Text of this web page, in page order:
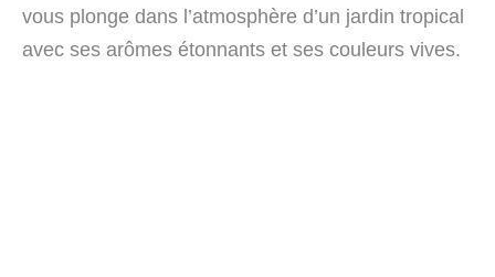
vous plonge dans l’atmosphère d’un jardin tropical
avec ses arômes étonnants et ses couleurs vives.